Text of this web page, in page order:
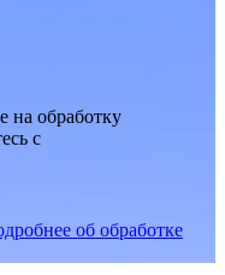
на обработку
c
об обработке